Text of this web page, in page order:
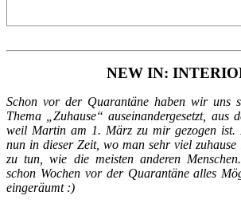
NEW IN:
Schon vor der Quarantäne haben wir uns
Thema „Zuhause“ auseinandergesetzt, aus
weil Martin am 1. März zu mir gezogen ist.
nun in dieser Zeit, wo man sehr viel
zu tun, wie die meisten anderen
schon Wochen vor der Quarantäne alles
eingeräumt :)